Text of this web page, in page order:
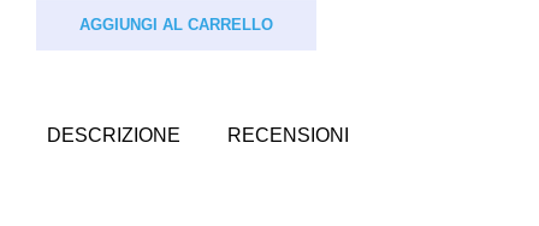
AGGIUNGI AL CARRELLO
DESCRIZIONE RECENSIONI